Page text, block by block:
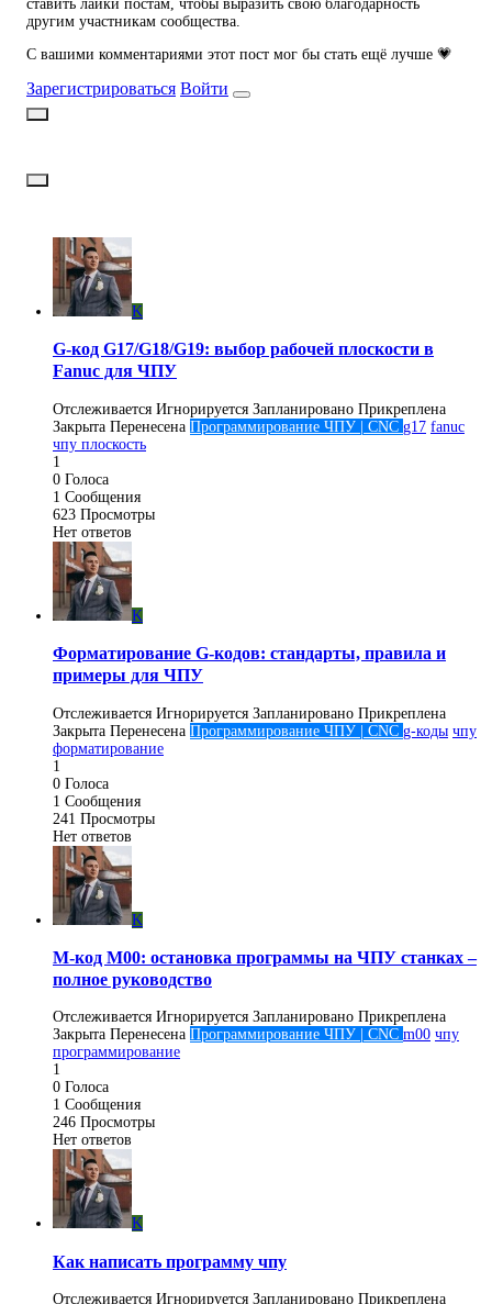
ставить лайки постам, чтобы выразить свою благодарность
другим участникам сообщества.
С вашими комментариями этот пост мог бы стать ещё лучше 💗
Зарегистрироваться Войти
K
G-код G17/G18/G19: выбор рабочей плоскости в
Fanuc для ЧПУ
Отслеживается Игнорируется Запланировано Прикреплена
Закрыта Перенесена Программирование ЧПУ | CNC g17 fanuc
чпу плоскость
1
0 Голоса
1 Сообщения
623 Просмотры
Нет ответов
K
Форматирование G-кодов: стандарты, правила и
примеры для ЧПУ
Отслеживается Игнорируется Запланировано Прикреплена
Закрыта Перенесена Программирование ЧПУ | CNC g-коды чпу
форматирование
1
0 Голоса
1 Сообщения
241 Просмотры
Нет ответов
K
M-код M00: остановка программы на ЧПУ станках –
полное руководство
Отслеживается Игнорируется Запланировано Прикреплена
Закрыта Перенесена Программирование ЧПУ | CNC m00 чпу
программирование
1
0 Голоса
1 Сообщения
246 Просмотры
Нет ответов
K
Как написать программу чпу
Отслеживается Игнорируется Запланировано Прикреплена